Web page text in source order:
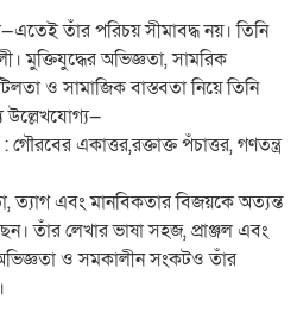
তাঁর পরিচয় সীমাবদ্ধ নয়। তিনি
মুক্তিযুদ্ধের অভিজ্ঞতা, সামরিক
ও সামাজিক বাস্তবতা নিয়ে তিনি
উল্লেখযোগ্য—
একাত্তর,রক্তাক্ত পঁচাত্তর, গণতন্ত্র
ত্যাগ এবং মানবিকতার বিজয়কে অত্যন্ত
তাঁর লেখার ভাষা সহজ, প্রাঞ্জল এবং
অভিজ্ঞতা ও সমকালীন সংকটও তাঁর